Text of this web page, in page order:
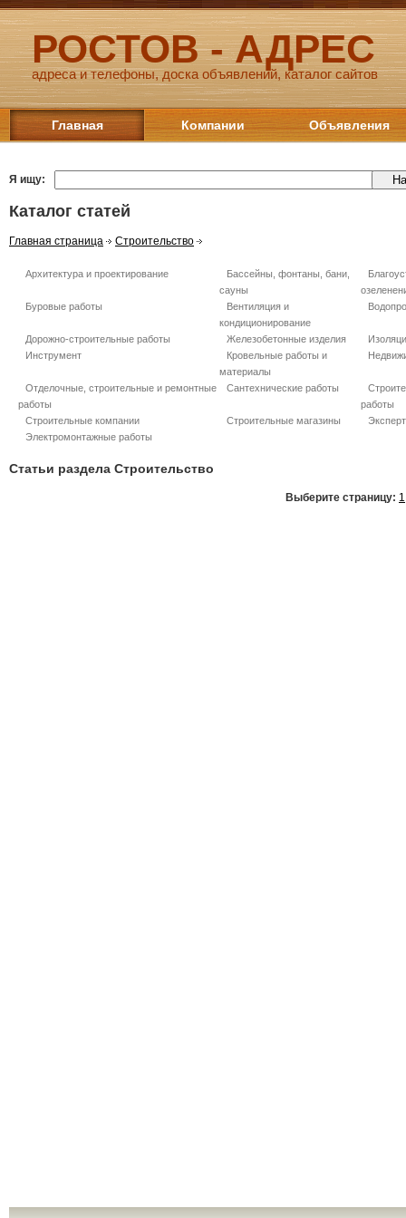
РОСТОВ - АДРЕС
адреса и телефоны, доска объявлений, каталог сайтов
Главная Компании Объявления
Я ищу:
Каталог статей
Главная страница Строительство
Архитектура и проектирование
Бассейны, фонтаны, бани,
сауны
Буровые работы
Вентиляция и
кондиционирование
Дорожно-строительные работы Железобетонные изделия
Инструмент
Кровельные работы и
материалы
Отделочные, строительные и ремонтные
работы
Сантехнические работы
работы
Строительные компании
Строительные магазины
Электромонтажные работы
Статьи раздела Строительство
Выберите страницу: 1